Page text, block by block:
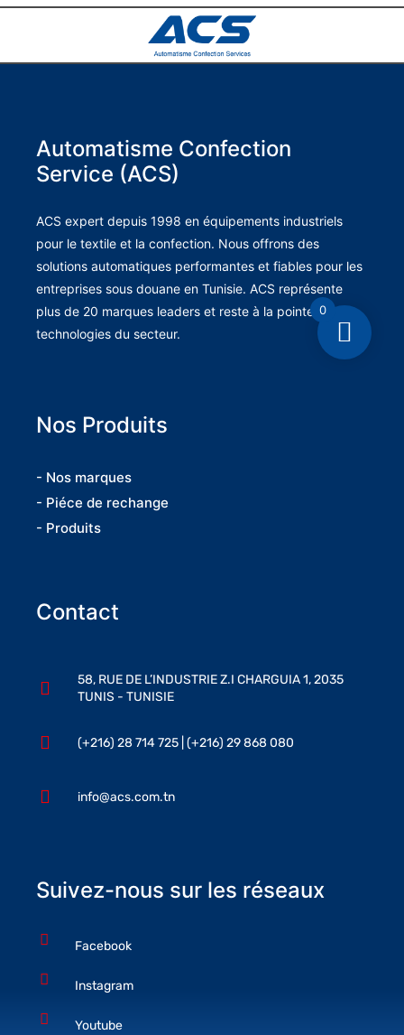
Automatisme Confection
Service (ACS)
ACS expert depuis 1998 en équipements industriels
pour le textile et la confection. Nous offrons des
solutions automatiques performantes et fiables pour les
entreprises sous douane en Tunisie. ACS représente
plus de 20 marques leaders et reste à la pointe des
technologies du secteur.
Nos Produits
- Nos marques
- Piéce de rechange
- Produits
Contact
58, RUE DE L’INDUSTRIE Z.I CHARGUIA 1, 2035
TUNIS - TUNISIE
(+216) 28 714 725 | (+216) 29 868 080
info@acs.com.tn
Suivez-nous sur les réseaux
Facebook
Instagram
Youtube
0